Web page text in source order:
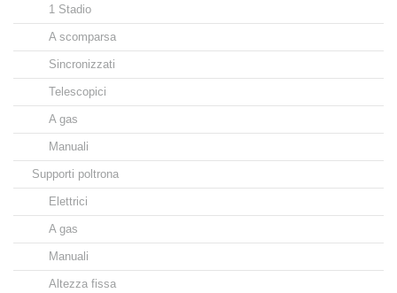
1 Stadio
A scomparsa
Sincronizzati
Telescopici
A gas
Manuali
Supporti poltrona
Elettrici
A gas
Manuali
Altezza fissa